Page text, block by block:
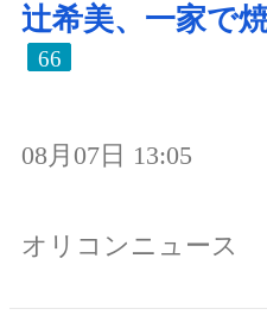
辻希美、一家で
66
08月07日 13:05
オリコンニュース